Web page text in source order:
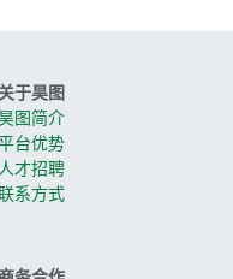
关于昊图
图简介
台优势
人才招聘
系方式